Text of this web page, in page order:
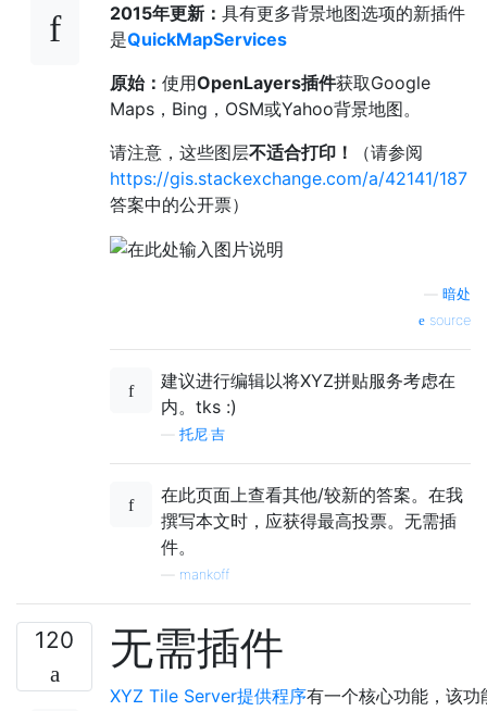
2015年更新： 具有更多背景地图选项的新插件
是QuickMapServices
原始： 使用OpenLayers插件获取Google
Maps，Bing，OSM或Yahoo背景地图。
请注意，这些图层不适合打印！
（请参阅
https://gis.stackexchange.com/a/42141/187
答案中的公开票）
暗处
source
建议进行编辑以将XYZ拼贴服务考虑在
内。tks :)
托尼·吉
在此页面上查看其他/较新的答案。在我
撰写本文时，应获得最高投票。无需插
件。
mankoff
120 无需插件
XYZ Tile Server提供程序有一个核心功能，该功